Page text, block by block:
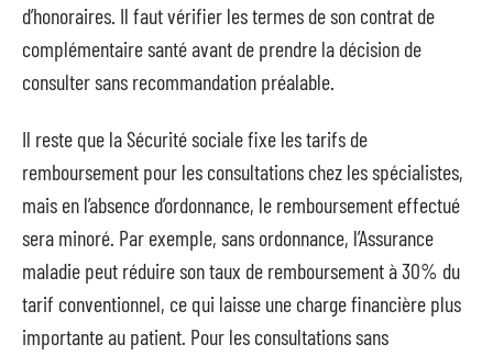
d’honoraires. Il faut vérifier les termes de son contrat de
complémentaire santé avant de prendre la décision de
consulter sans recommandation préalable.
Il reste que la Sécurité sociale fixe les tarifs de
remboursement pour les consultations chez les spécialistes,
mais en l’absence d’ordonnance, le remboursement effectué
sera minoré. Par exemple, sans ordonnance, l’Assurance
maladie peut réduire son taux de remboursement à 30% du
tarif conventionnel, ce qui laisse une charge financière plus
importante au patient. Pour les consultations sans